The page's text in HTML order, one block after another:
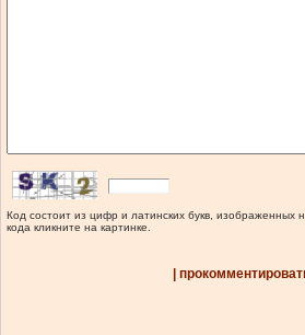
Код состоит из цифр и латинских букв, изображенных
кода кликните на картинке.
|